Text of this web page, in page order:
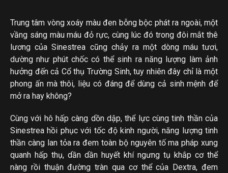
Trung tâm vòng xoáy màu đen bỗng bộc phát ra ngoài, một
vầng sáng màu máu đỏ rực, cùng lúc đó trong đôi mắt thê
lương của Sinestrea cũng chảy ra một dòng máu tươi,
dường như phút chốc có thể sinh ra năng lượng làm ảnh
hưởng đến cả Cổ thụ Trường Sinh, tuy nhiên đây chỉ là một
phong ấn mà thôi, liệu có đáng để dùng cả sinh mệnh để
mở ra hay không?
Cùng với hô hấp càng dồn dập, thể lực cùng tinh thần của
Sinestrea hồi phục với tốc độ kinh người, năng lượng tinh
thần càng lan tỏa ra đem toàn bộ nguyên tố ma pháp xung
quanh hấp thụ, dần dần huyết khí ngưng tụ khắp cơ thể
nàng rồi thuận đường tràn qua cơ thể của Dextra, đem